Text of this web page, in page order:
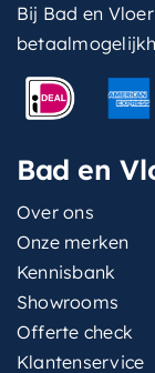
Bij Bad en
Bad en
Over ons
Onze merken
Kennisbank
Showrooms
Offerte check
Klantenservice